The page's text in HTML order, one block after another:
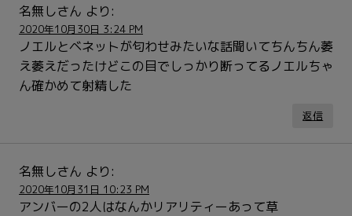
名無しさん より:
2020年10月30日 3:24 PM
ノエルとベネットが匂わせみたいな話聞いてちんちん萎
え萎えだったけどこの目でしっかり断ってるノエルちゃ
ん確かめて射精した
返信
名無しさん より:
2020年10月31日 10:23 PM
アンバーの2人はなんかリアリティーあって草